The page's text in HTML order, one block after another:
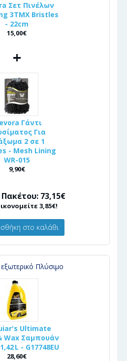
Σετ Πινέλων
3ΤΜΧ Bristles
- 22cm
15,00€
+
Γάντι
Για
2 σε 1
- Mesh Lining
WR-015
9,90€
Πακέτου: 73,15€
3,85€!
στο καλάθι
Πλύσιμο
Ultimate
Wax Σαμπουάν
L - G17748EU
28,60€